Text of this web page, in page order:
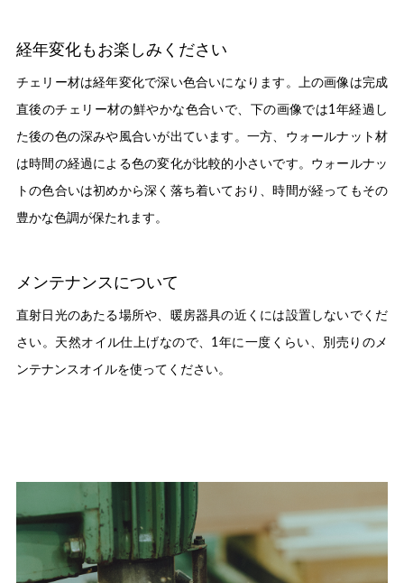
経年変化もお楽しみください
チェリー材は経年変化で深い色合いになります。上の画像は完成
直後のチェリー材の鮮やかな色合いで、下の画像では1年経過し
た後の色の深みや風合いが出ています。一方、ウォールナット材
は時間の経過による色の変化が比較的小さいです。ウォールナッ
トの色合いは初めから深く落ち着いており、時間が経ってもその
豊かな色調が保たれます。
メンテナンスについて
直射日光のあたる場所や、暖房器具の近くには設置しないでくだ
さい。天然オイル仕上げなので、1年に一度くらい、別売りのメ
ンテナンスオイルを使ってください。